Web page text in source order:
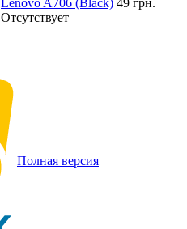
Отсутствует
Полная версия